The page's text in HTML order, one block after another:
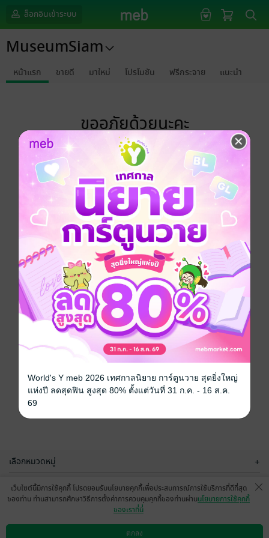
ล็อกอินเข้าระบบ
MuseumSiam
หน้าแรก ขายดี มาใหม่ โปรโมชัน ฟรีกระจาย แนะนำ
ขออภัยด้วยนะคะ
ไม่พบข้อมูลในหัวข้อที่คุณกำลังชมค่ะ
เลือกหมวดหมู่ +
บริการช่วยเหลือ +
เว็บไซต์นี้มีการใช้คุกกี้ โปรดยอมรับนโยบายคุกกี้เพื่อประสบการณ์การใช้บริการที่ดีที่สุด
ของท่าน ท่านสามารถศึกษาวิธีการตั้งค่าการควบคุมคุกกี้ของท่านผ่านนโยบายการใช้คุกกี้
ของเราที่นี่
ตกลง
World's Y meb 2026 เทศกาลนิยาย การ์ตูนวาย สุดยิ่งใหญ่
แห่งปี ลดสุดฟิน สูงสุด 80% ตั้งแต่วันที่ 31 ก.ค. - 16 ส.ค.
69